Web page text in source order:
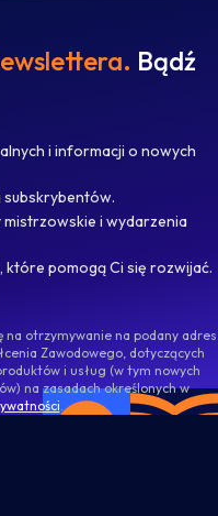
Bądź
i informacji o nowych
i wydarzenia
które pomogą Ci się rozwijać.
na otrzymywanie na podany adres
Zawodowego, dotyczących
i usług (w tym nowych
na zasadach określonych w
.